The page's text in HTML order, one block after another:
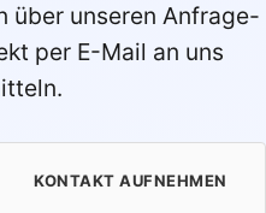
über unseren Anfrage-
per E-Mail an uns
KONTAKT AUFNEHMEN